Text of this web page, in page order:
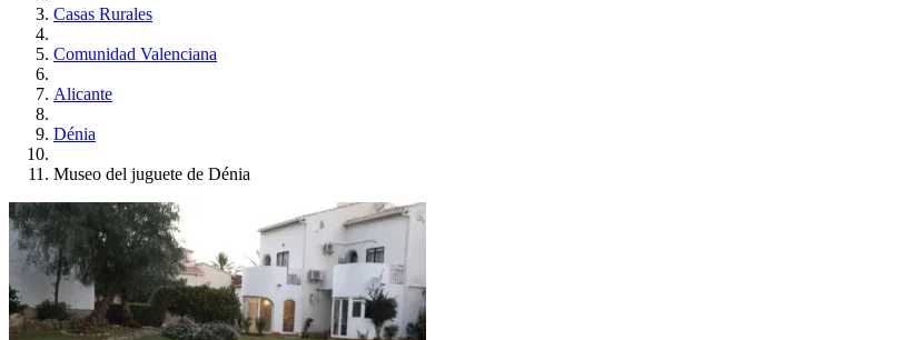
Casas Rurales
Comunidad Valenciana
Alicante
Dénia
Museo del juguete de Dénia